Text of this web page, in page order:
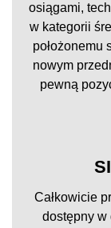
osiągami,
w kategorii
położonemu
nowym
pewną
Całkowicie
dostępny w